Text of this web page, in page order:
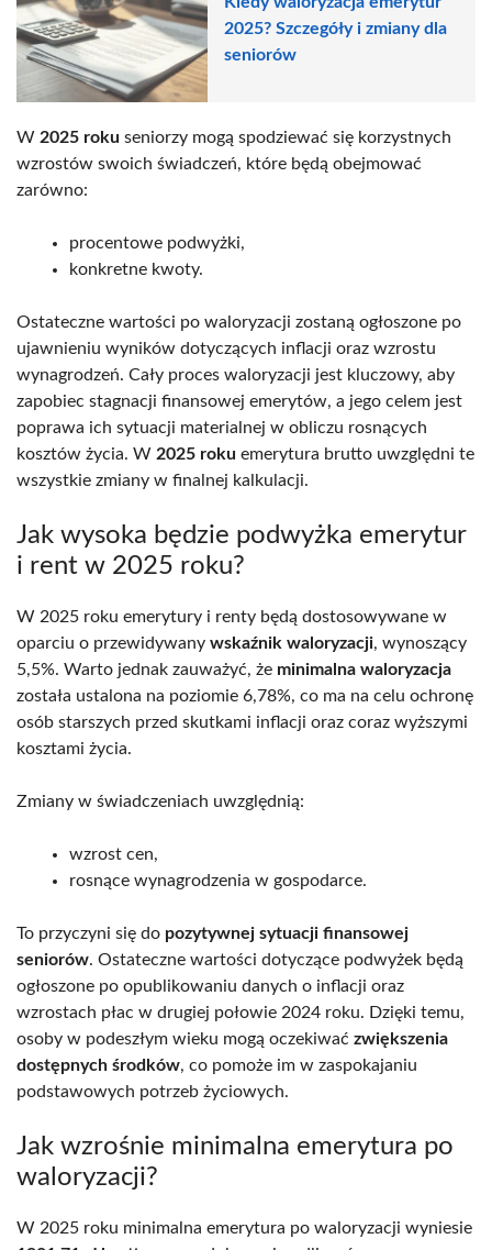
2025? Szczegóły i zmiany dla
seniorów
W 2025 roku seniorzy mogą spodziewać się korzystnych
wzrostów swoich świadczeń, które będą obejmować
zarówno:
procentowe podwyżki,
konkretne kwoty.
Ostateczne wartości po waloryzacji zostaną ogłoszone po
ujawnieniu wyników dotyczących inflacji oraz wzrostu
wynagrodzeń. Cały proces waloryzacji jest kluczowy, aby
zapobiec stagnacji finansowej emerytów, a jego celem jest
poprawa ich sytuacji materialnej w obliczu rosnących
kosztów życia. W 2025 roku emerytura brutto uwzględni te
wszystkie zmiany w finalnej kalkulacji.
Jak wysoka będzie podwyżka emerytur
i rent w 2025 roku?
W 2025 roku emerytury i renty będą dostosowywane w
oparciu o przewidywany wskaźnik waloryzacji, wynoszący
5,5%. Warto jednak zauważyć, że minimalna waloryzacja
została ustalona na poziomie 6,78%, co ma na celu ochronę
osób starszych przed skutkami inflacji oraz coraz wyższymi
kosztami życia.
Zmiany w świadczeniach uwzględnią:
wzrost cen,
rosnące wynagrodzenia w gospodarce.
To przyczyni się do pozytywnej sytuacji finansowej
seniorów. Ostateczne wartości dotyczące podwyżek będą
ogłoszone po opublikowaniu danych o inflacji oraz
wzrostach płac w drugiej połowie 2024 roku. Dzięki temu,
osoby w podeszłym wieku mogą oczekiwać zwiększenia
dostępnych środków, co pomoże im w zaspokajaniu
podstawowych potrzeb życiowych.
Jak wzrośnie minimalna emerytura po
waloryzacji?
W 2025 roku minimalna emerytura po waloryzacji wyniesie